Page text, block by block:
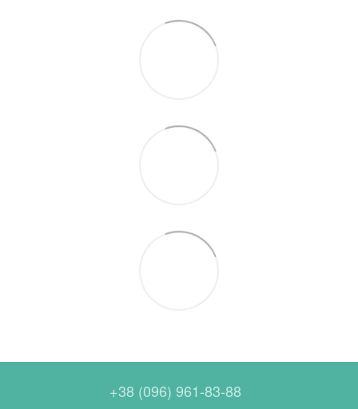
+38 (096) 961-83-88